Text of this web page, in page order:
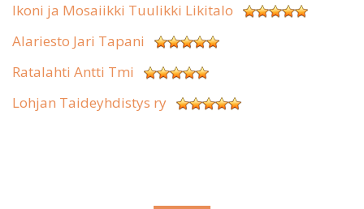
Ikoni ja Mosaiikki Tuulikki Likitalo
Alariesto Jari Tapani
Ratalahti Antti Tmi
Lohjan Taideyhdistys ry